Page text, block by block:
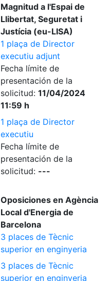
Magnitud a l'Espai de
Llibertat, Seguretat i
Justícia (eu-LISA)
1 plaça de Director
executiu adjunt
Fecha límite de
presentación de la
solicitud: 11/04/2024
11:59 h
1 plaça de Director
executiu
Fecha límite de
presentación de la
solicitud: ---
Oposiciones en Agència
Local d'Energia de
Barcelona
3 places de Tècnic
superior en enginyeria
3 places de Tècnic
superior en enginyeria